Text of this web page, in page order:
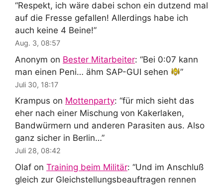
“Respekt, ich wäre dabei schon ein dutzend mal
auf die Fresse gefallen! Allerdings habe ich
auch keine 4 Beine!”
Aug. 3, 08:57
Anonym on Bester Mitarbeiter: “Bei 0:07 kann
man einen Peni… ähm SAP-GUI sehen
”
Juli 30, 18:17
Krampus on Mottenparty: “für mich sieht das
eher nach einer Mischung von Kakerlaken,
Bandwürmern und anderen Parasiten aus. Also
ganz sicher in Berlin…”
Juli 28, 08:42
Olaf on Training beim Militär: “Und im Anschluß
gleich zur Gleichstellungsbeauftragen rennen